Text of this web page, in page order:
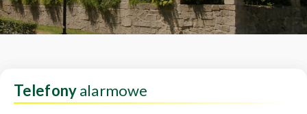
Telefonyalarmowe